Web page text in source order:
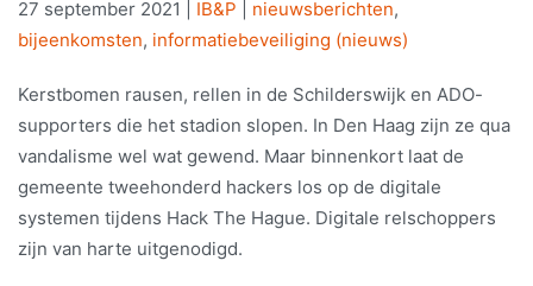
27 september 2021 IB&P nieuwsberichten,
bijeenkomsten, informatiebeveiliging (nieuws)
Kerstbomen rausen, rellen in de Schilderswijk en ADO-
supporters die het stadion slopen. In Den Haag zijn ze qua
vandalisme wel wat gewend. Maar binnenkort laat de
gemeente tweehonderd hackers los op de digitale
systemen tijdens Hack The Hague. Digitale relschoppers
zijn van harte uitgenodigd.